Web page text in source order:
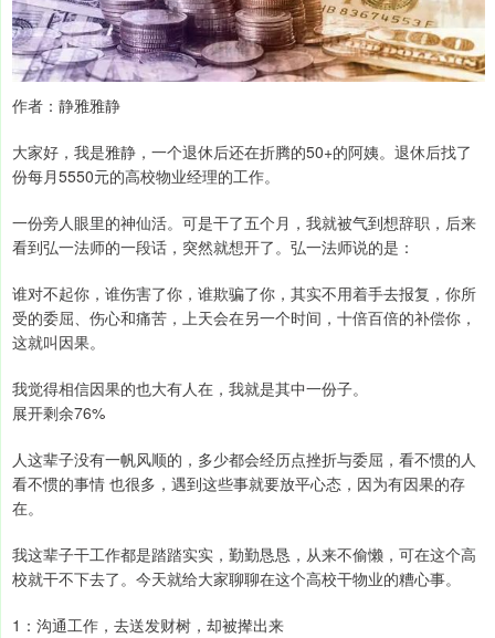
作者：静雅雅静
大家好，我是雅静，一个退休后还在折腾的50+的阿姨。退休后找了
份每月5550元的高校物业经理的工作。
一份旁人眼里的神仙活。可是干了五个月，我就被气到想辞职，后来
看到弘一法师的一段话，突然就想开了。弘一法师说的是：
谁对不起你，谁伤害了你，谁欺骗了你，其实不用着手去报复，你所
受的委屈、伤心和痛苦，上天会在另一个时间，十倍百倍的补偿你，
这就叫因果。
我觉得相信因果的也大有人在，我就是其中一份子。
展开剩余76%
人这辈子没有一帆风顺的，多少都会经历点挫折与委屈，看不惯的人
看不惯的事情 也很多，遇到这些事就要放平心态，因为有因果的存
在。
我这辈子干工作都是踏踏实实，勤勤恳恳，从来不偷懒，可在这个高
校就干不下去了。今天就给大家聊聊在这个高校干物业的糟心事。
1：沟通工作，去送发财树，却被撵出来